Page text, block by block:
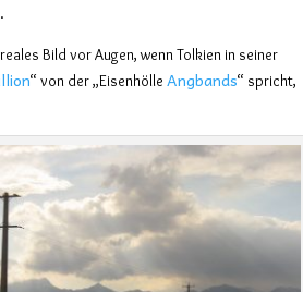
Bild vor Augen, wenn Tolkien in seiner
“ von der „EisenhölleAngbands“ spricht,